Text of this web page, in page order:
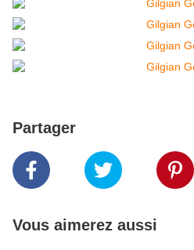
Partager
Vous aimerez aussi